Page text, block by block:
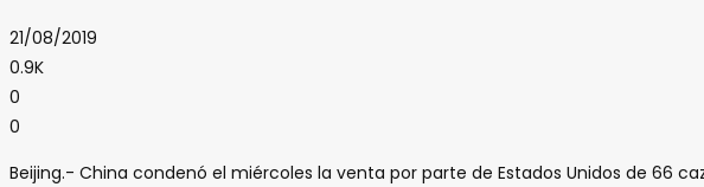
21/08/2019
0.9K
0
0
Beijing.- China condenó el miércoles la venta por parte de Estados Unidos de 66